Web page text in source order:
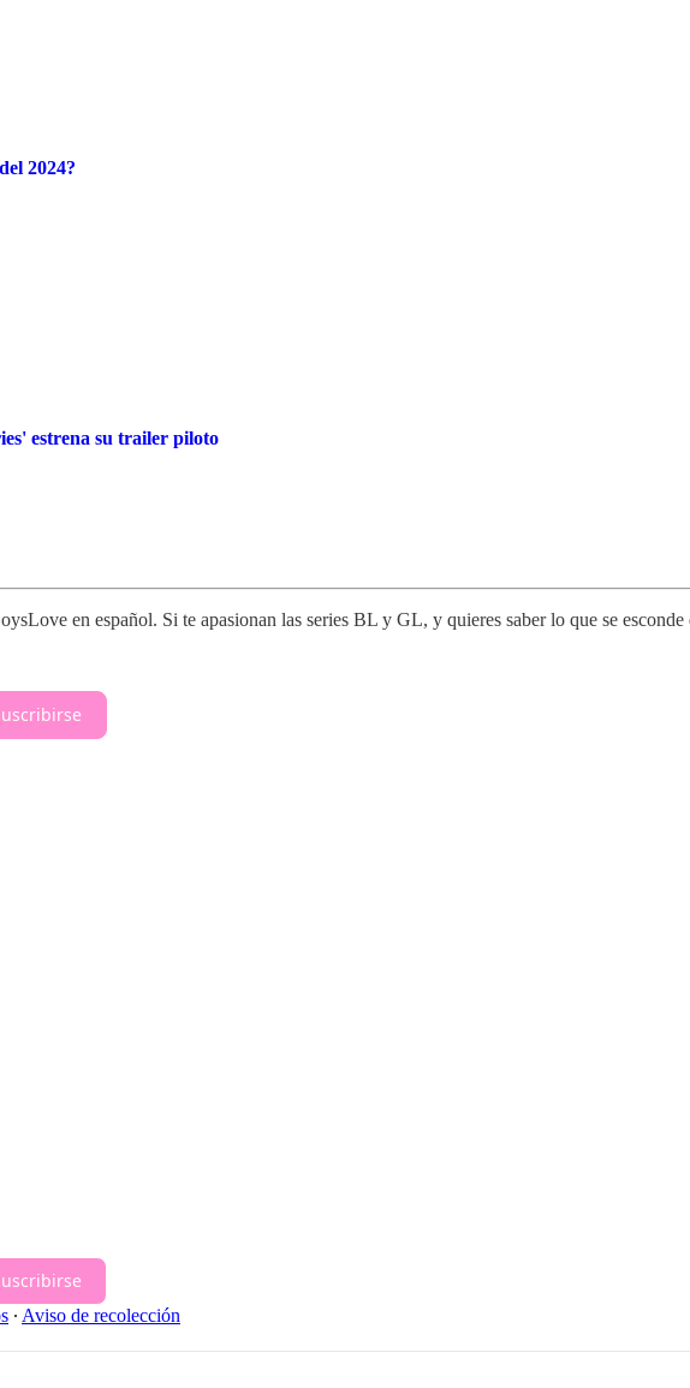
2024?
estrena su trailer piloto
en español. Si te apasionan las series BL y GL, y quieres saber lo que se
∙ Aviso de recolección